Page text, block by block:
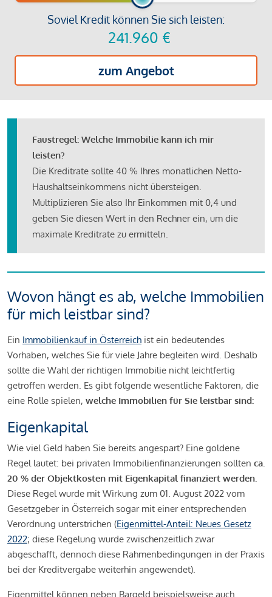
Soviel Kredit können Sie sich leisten:
241.960 €
zum Angebot
Faustregel: Welche Immobilie kann ich mir
leisten?
Die Kreditrate sollte 40 % Ihres monatlichen Netto-
Haushaltseinkommens nicht übersteigen.
Multiplizieren Sie also Ihr Einkommen mit 0,4 und
geben Sie diesen Wert in den Rechner ein, um die
maximale Kreditrate zu ermitteln.
Wovon hängt es ab, welche Immobilien
für mich leistbar sind?
Ein Immobilienkauf in Österreich ist ein bedeutendes
Vorhaben, welches Sie für viele Jahre begleiten wird. Deshalb
sollte die Wahl der richtigen Immobilie nicht leichtfertig
getroffen werden. Es gibt folgende wesentliche Faktoren, die
eine Rolle spielen, welche Immobilien für Sie leistbar sind:
Eigenkapital
Wie viel Geld haben Sie bereits angespart? Eine goldene
Regel lautet: bei privaten Immobilienfinanzierungen sollten ca.
20 % der Objektkosten mit Eigenkapital finanziert werden.
Diese Regel wurde mit Wirkung zum 01. August 2022 vom
Gesetzgeber in Österreich sogar mit einer entsprechenden
Verordnung unterstrichen (Eigenmittel-Anteil: Neues Gesetz
2022; diese Regelung wurde zwischenzeitlich zwar
abgeschafft, dennoch diese Rahmenbedingungen in der Praxis
bei der Kreditvergabe weiterhin angewendet).
Eigenmittel können neben Bargeld beispielsweise auch